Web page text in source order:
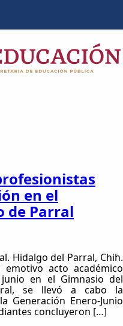
en el
de Parral
Hidalgo del Parral, Chih.
acto académico
en el Gimnasio del
se llevó a cabo la
Generación Enero-Junio
concluyeron […]